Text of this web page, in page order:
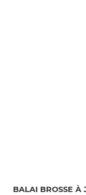
BALAI BROSSE À